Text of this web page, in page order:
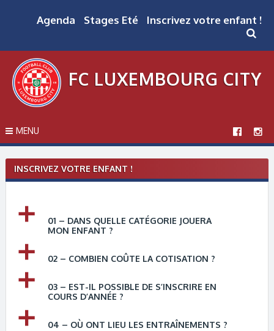
Agenda Stages Eté Inscrivez votre enfant !
FC LUXEMBOURG CITY
MENU
INSCRIVEZ VOTRE ENFANT !
a
01 – DANS QUELLE CATÉGORIE JOUERA
MON ENFANT ?
a 02 – COMBIEN COÛTE LA COTISATION ?
a
03 – EST-IL POSSIBLE DE S’INSCRIRE EN
COURS D’ANNÉE ?
a 04 – OÙ ONT LIEU LES ENTRAÎNEMENTS ?